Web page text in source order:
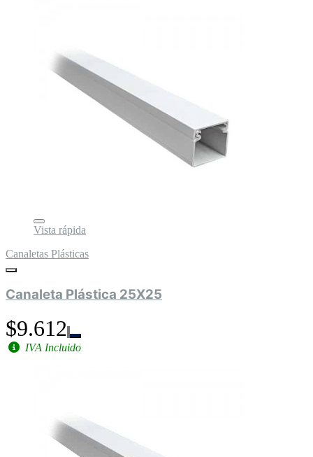
Vista rápida
Canaletas Plásticas
Canaleta Plástica 25X25
$9.612
IVA Incluido